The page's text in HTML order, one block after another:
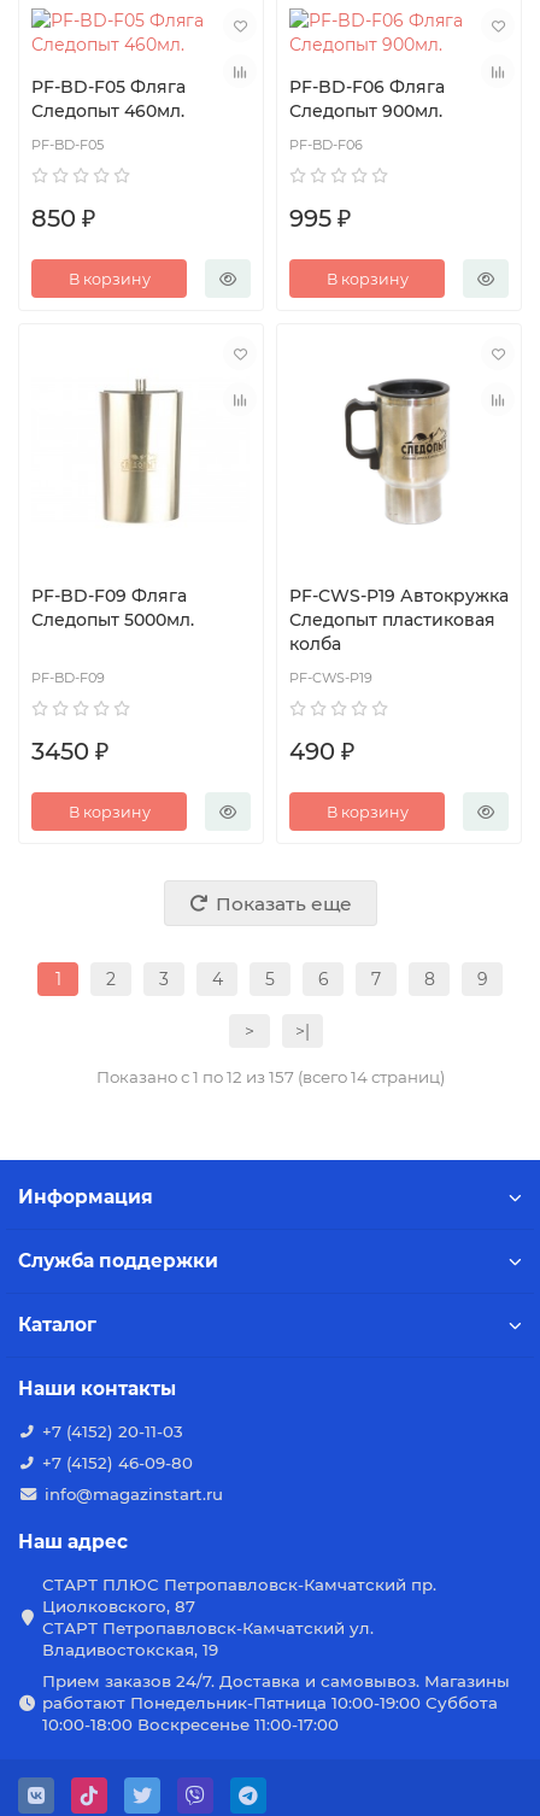
PF-BD-F05 Фляга
Следопыт 460мл.
PF-BD-F05
850 ₽
В корзину
PF-BD-F06 Фляга
Следопыт 900мл.
PF-BD-F06
995 ₽
В корзину
PF-BD-F09 Фляга
Следопыт 5000мл.
PF-BD-F09
3450 ₽
В корзину
PF-CWS-P19 Автокружка
Следопыт пластиковая
колба
PF-CWS-P19
490 ₽
В корзину
Показать еще
1 2 3 4 5 6 7 8 9
> >|
Показано с 1 по 12 из 157 (всего 14 страниц)
Информация
Служба поддержки
Каталог
Наши контакты
+7 (4152) 20-11-03
+7 (4152) 46-09-80
info@magazinstart.ru
Наш адрес
СТАРТ ПЛЮС Петропавловск-Камчатский пр.
Циолковского, 87
СТАРТ Петропавловск-Камчатский ул.
Владивостокская, 19
Прием заказов 24/7. Доставка и самовывоз. Магазины
работают Понедельник-Пятница 10:00-19:00 Суббота
10:00-18:00 Воскресенье 11:00-17:00